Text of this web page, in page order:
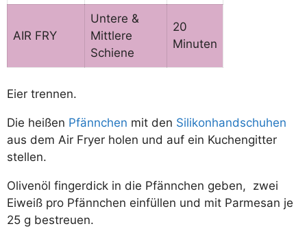
AIR FRY
Untere &
Mittlere
Schiene
20
Minuten
Eier trennen.
Die heißen Pfännchen mit den Silikonhandschuhen
aus dem Air Fryer holen und auf ein Kuchengitter
stellen.
Olivenöl fingerdick in die Pfännchen geben, zwei
Eiweiß pro Pfännchen einfüllen und mit Parmesan je
25 g bestreuen.